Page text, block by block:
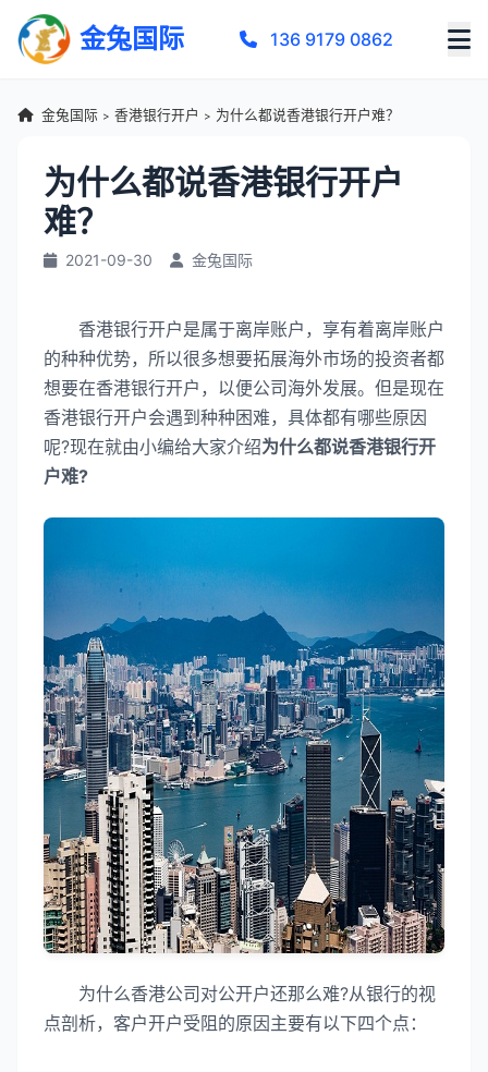
金兔国际 136 9179 0862
金兔国际 > 香港银行开户 > 为什么都说香港银行开户难？
为什么都说香港银行开户
难？
2021-09-30 金兔国际
香港银行开户是属于离岸账户，享有着离岸账户
的种种优势，所以很多想要拓展海外市场的投资者都
想要在香港银行开户，以便公司海外发展。但是现在
香港银行开户会遇到种种困难，具体都有哪些原因
呢?现在就由小编给大家介绍为什么都说香港银行开
户难?
为什么香港公司对公开户还那么难?从银行的视
点剖析，客户开户受阻的原因主要有以下四个点：